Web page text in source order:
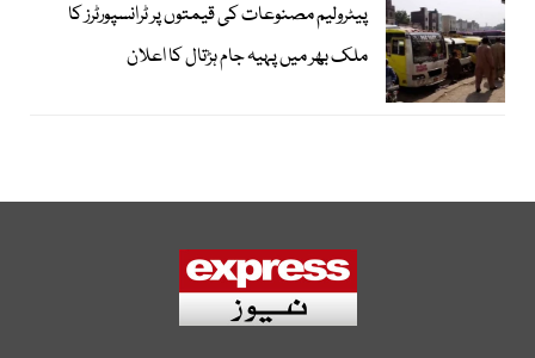
پیٹرولیم مصنوعات کی قیمتوں پر ٹرانسپورٹرز کا
ملک بھر میں پہیہ جام ہڑتال کا اعلان